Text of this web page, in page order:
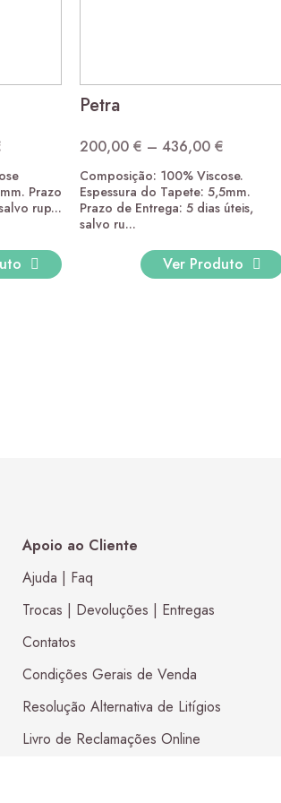
Cottage Verde
13,00€ por metro linear
range:
200,00 €
436,00 €
Prazo
rup...
Petra
200,00 € – 436,00 €
range:
200,00 €
436,00 €
Composição: 100% Viscose.
Espessura do Tapete: 5,5mm.
Prazo de Entrega: 5 dias úteis,
salvo ru...
Ver Produto
Apoio ao Cliente
Ajuda | Faq
Trocas | Devoluções | Entregas
Contatos
Condições Gerais de Venda
Resolução Alternativa de Litígios
Livro de Reclamações Online